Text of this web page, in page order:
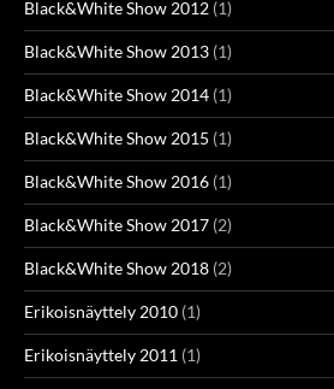
Black&White Show 2012 (1)
Black&White Show 2013 (1)
Black&White Show 2014 (1)
Black&White Show 2015 (1)
Black&White Show 2016 (1)
Black&White Show 2017 (2)
Black&White Show 2018 (2)
Erikoisnäyttely 2010 (1)
Erikoisnäyttely 2011 (1)